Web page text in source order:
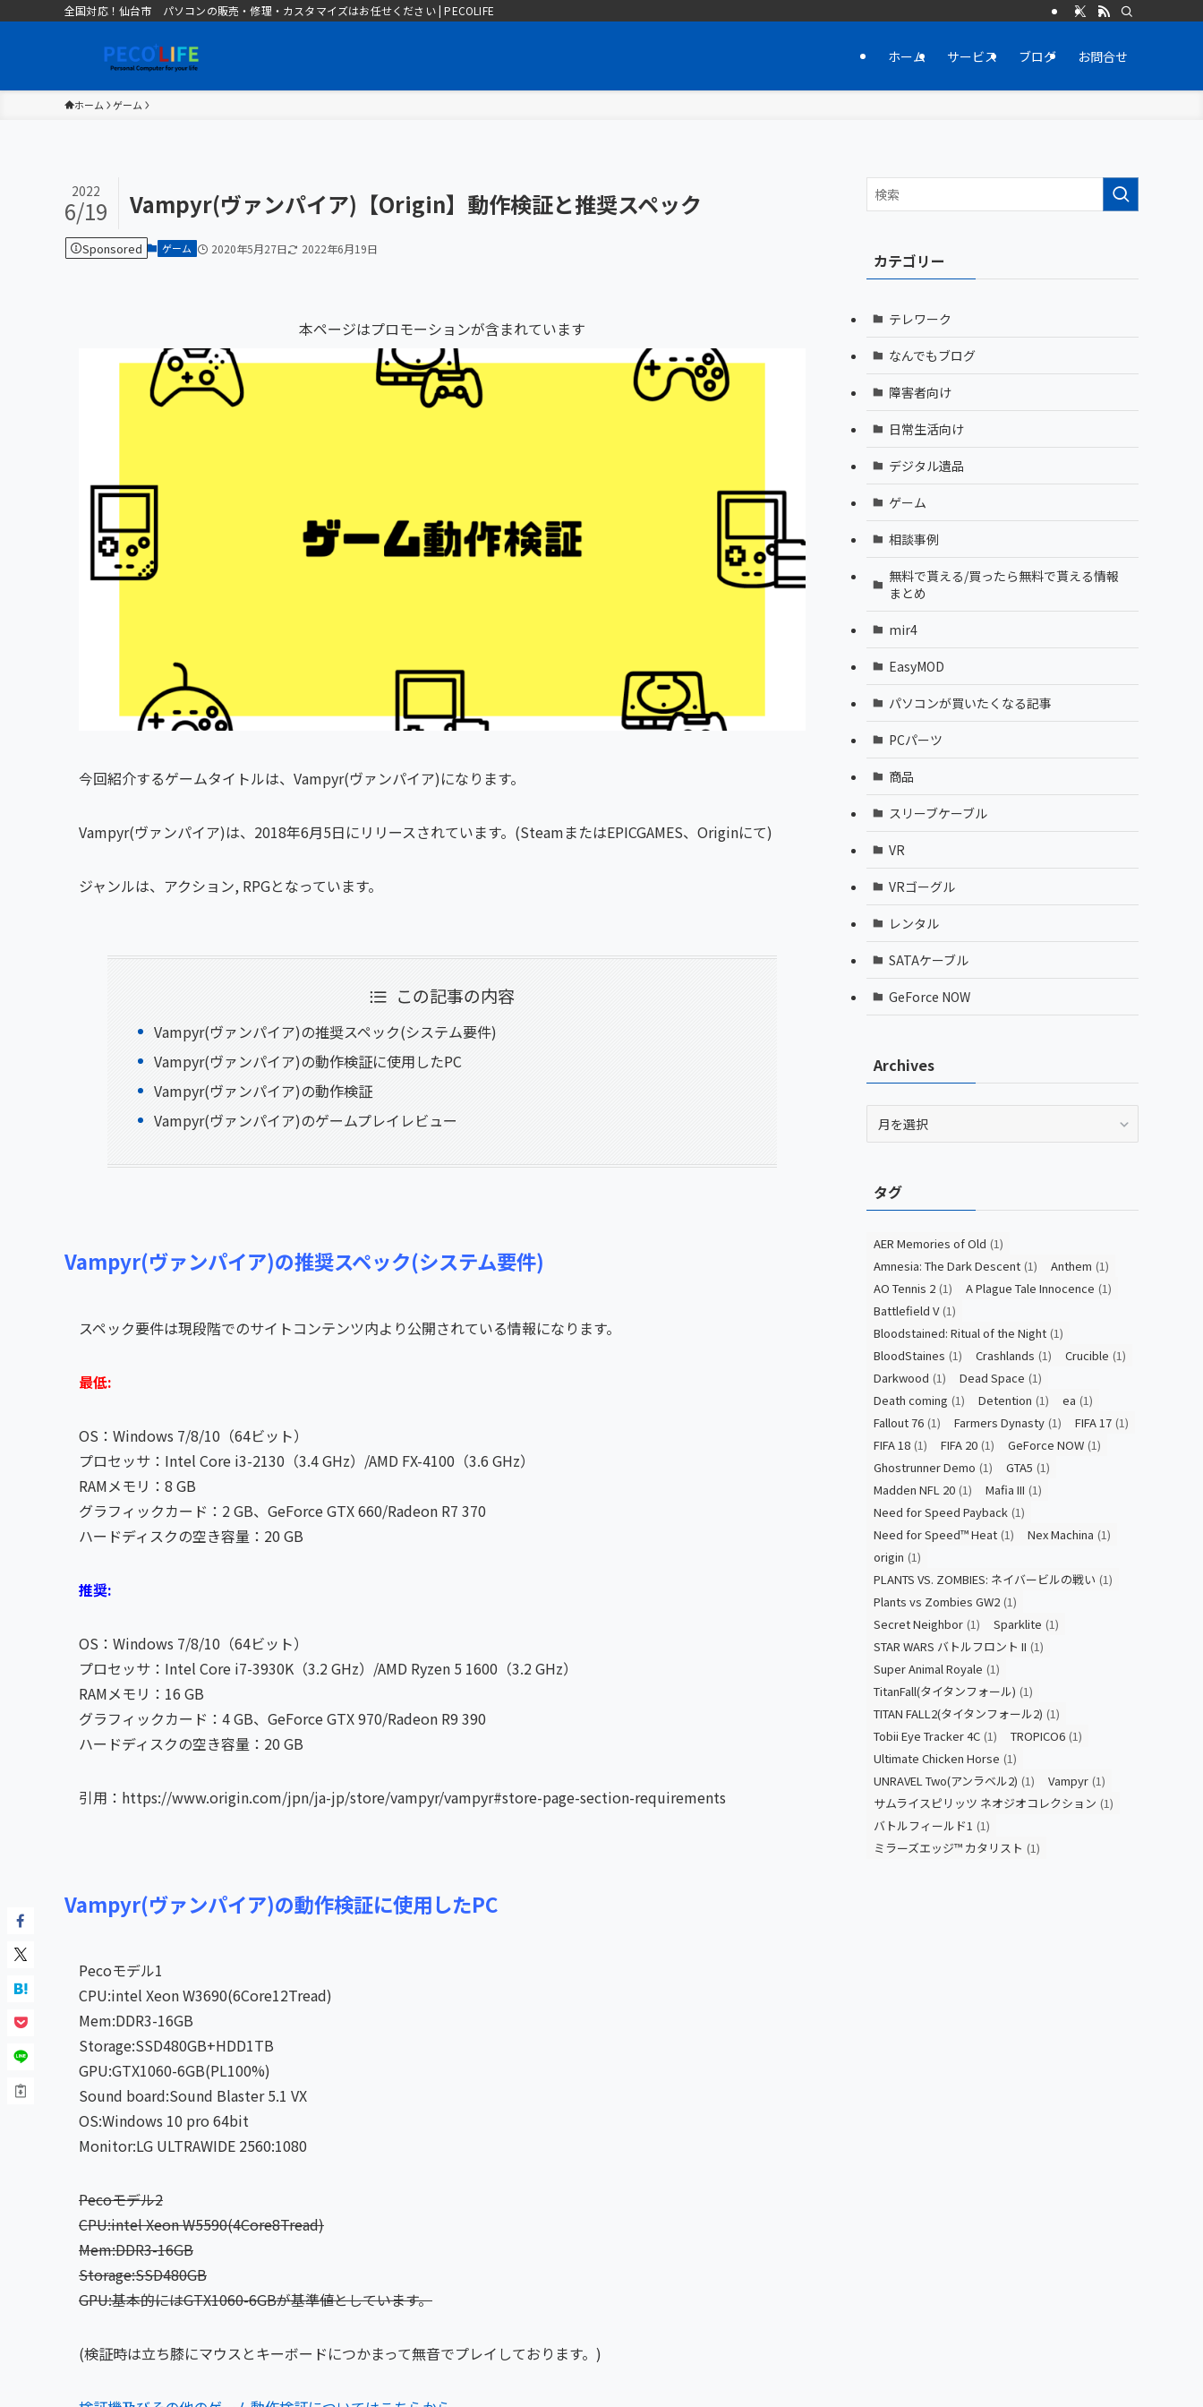
全国対応！仙台市 パソコンの販売・修理・カスタマイズはお任せください | PECOLIFE
ホーム サービス ブログ お問合せ
ホーム ゲーム
Vampyr(ヴァンパイア)【Origin】動作検証と推奨スペック
2022
6/19
Sponsored ゲーム 2020年5月27日 2022年6月19日
本ページはプロモーションが含まれています
今回紹介するゲームタイトルは、Vampyr(ヴァンパイア)になります。
Vampyr(ヴァンパイア)は、2018年6月5日にリリースされています。(SteamまたはEPICGAMES、Originにて)
ジャンルは、アクション, RPGとなっています。
この記事の内容
Vampyr(ヴァンパイア)の推奨スペック(システム要件)
Vampyr(ヴァンパイア)の動作検証に使用したPC
Vampyr(ヴァンパイア)の動作検証
Vampyr(ヴァンパイア)のゲームプレイレビュー
Vampyr(ヴァンパイア)の推奨スペック(システム要件)
スペック要件は現段階でのサイトコンテンツ内より公開されている情報になります。
最低:
OS：Windows 7/8/10（64ビット）
プロセッサ：Intel Core i3-2130（3.4 GHz）/AMD FX-4100（3.6 GHz）
RAMメモリ：8 GB
グラフィックカード：2 GB、GeForce GTX 660/Radeon R7 370
ハードディスクの空き容量：20 GB
推奨:
OS：Windows 7/8/10（64ビット）
プロセッサ：Intel Core i7-3930K（3.2 GHz）/AMD Ryzen 5 1600（3.2 GHz）
RAMメモリ：16 GB
グラフィックカード：4 GB、GeForce GTX 970/Radeon R9 390
ハードディスクの空き容量：20 GB
引用：https://www.origin.com/jpn/ja-jp/store/vampyr/vampyr#store-page-section-requirements
Vampyr(ヴァンパイア)の動作検証に使用したPC
Pecoモデル1
CPU:intel Xeon W3690(6Core12Tread)
Mem:DDR3-16GB
Storage:SSD480GB+HDD1TB
GPU:GTX1060-6GB(PL100%)
Sound board:Sound Blaster 5.1 VX
OS:Windows 10 pro 64bit
Monitor:LG ULTRAWIDE 2560:1080
Pecoモデル2
CPU:intel Xeon W5590(4Core8Tread)
Mem:DDR3-16GB
Storage:SSD480GB
GPU:基本的にはGTX1060-6GBが基準値としています。
(検証時は立ち膝にマウスとキーボードにつかまって無音でプレイしております。)
カテゴリー
テレワーク
なんでもブログ
障害者向け
日常生活向け
デジタル遺品
ゲーム
相談事例
無料で貰える/買ったら無料で貰える情報
まとめ
mir4
EasyMOD
パソコンが買いたくなる記事
PCパーツ
商品
スリーブケーブル
VR
VRゴーグル
レンタル
SATAケーブル
GeForce NOW
Archives
タグ
AER Memories of Old (1)
Amnesia: The Dark Descent (1) Anthem (1)
AO Tennis 2 (1) A Plague Tale Innocence (1)
Battlefield V (1)
Bloodstained: Ritual of the Night (1)
BloodStaines (1) Crashlands (1) Crucible (1)
Darkwood (1) Dead Space (1)
Death coming (1) Detention (1) ea (1)
Fallout 76 (1) Farmers Dynasty (1) FIFA 17 (1)
FIFA 18 (1) FIFA 20 (1) GeForce NOW (1)
Ghostrunner Demo (1) GTA5 (1)
Madden NFL 20 (1) Mafia III (1)
Need for Speed Payback (1)
Need for Speed™ Heat (1) Nex Machina (1)
origin (1)
PLANTS VS. ZOMBIES: ネイバービルの戦い (1)
Plants vs Zombies GW2 (1)
Secret Neighbor (1) Sparklite (1)
STAR WARS バトルフロント II (1)
Super Animal Royale (1)
TitanFall(タイタンフォール) (1)
TITAN FALL2(タイタンフォール2) (1)
Tobii Eye Tracker 4C (1) TROPICO6 (1)
Ultimate Chicken Horse (1)
UNRAVEL Two(アンラベル2) (1) Vampyr (1)
サムライスピリッツ ネオジオコレクション (1)
バトルフィールド1 (1)
ミラーズエッジ™ カタリスト (1)